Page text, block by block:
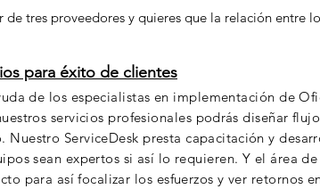
de tres proveedores y quieres que la relación entre
para éxito de clientes
de los especialistas en implementación de
servicios profesionales podrás diseñar
. Nuestro ServiceDesk prestacapacitación y
sean expertos si así lo requieren. Y el área
para asífocalizar los esfuerzos y ver retornos